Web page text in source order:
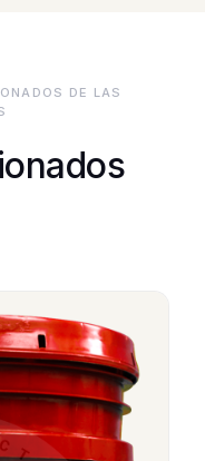
DE LAS